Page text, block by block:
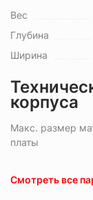
Вес
Глубина
Ширина
корпуса
Макс. размер
платы
Смотреть все